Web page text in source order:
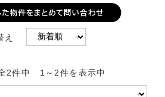
え
2件中 1～2件を表示中